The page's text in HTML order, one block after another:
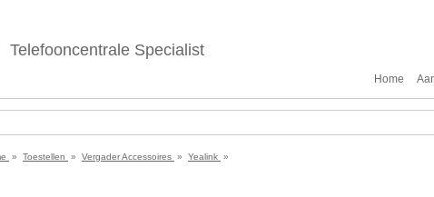
Telefooncentrale Specialist
Home
» Toestellen » Vergader Accessoires » Yealink »